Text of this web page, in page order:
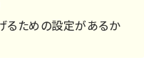
るための設定があるか